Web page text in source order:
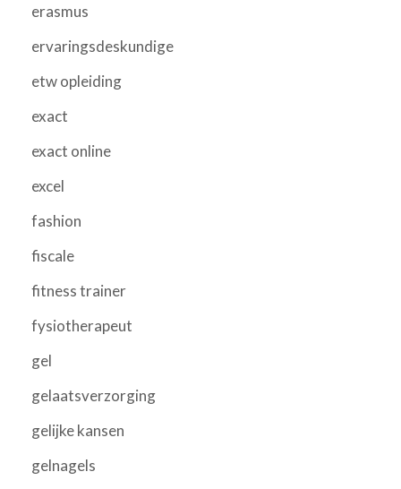
erasmus
ervaringsdeskundige
etw opleiding
exact
exact online
excel
fashion
fiscale
fitness trainer
fysiotherapeut
gel
gelaatsverzorging
gelijke kansen
gelnagels